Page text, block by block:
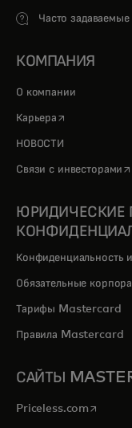
Часто
КОМПАНИЯ
О компании
Карьера opens in a
НОВОСТИ
Связи с инвесторами
ЮРИДИЧЕСКИЕ
Конфиденциальность
Обязательные
Тарифы Mastercard
Правила Mastercard
САЙТЫ
Priceless.com opens